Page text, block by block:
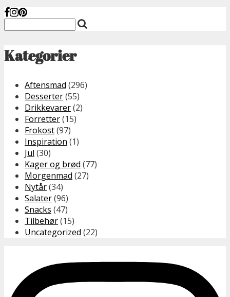
Kategorier
Aftensmad (296)
Desserter(55)
Drikkevarer(2)
Forretter(15)
Frokost(97)
Inspiration (1)
Jul (30)
Kager og brød (77)
Morgenmad (27)
Nytår(34)
Salater(96)
Snacks (47)
Tilbehør(15)
Uncategorized (22)